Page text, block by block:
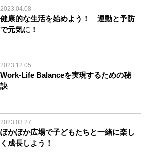
2023.04.08
健康的な生活を始めよう！ 運動と予防
で元気に！
2023.12.05
Work-Life Balanceを実現するための秘
訣
2023.03.27
ぽかぽか広場で子どもたちと一緒に楽し
く成長しよう！